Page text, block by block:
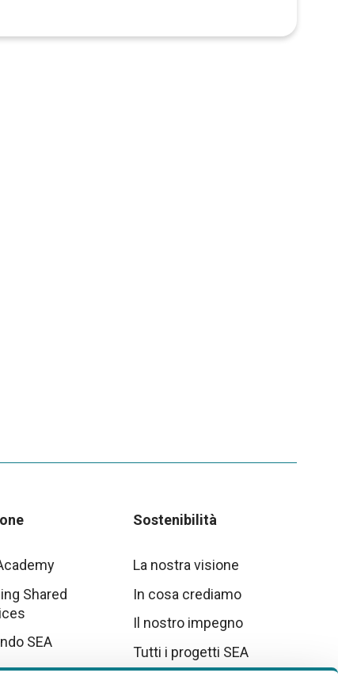
Shared
SEA
Sostenibilità
La nostra visione
In cosa crediamo
Il nostro impegno
Tutti i progetti SEA